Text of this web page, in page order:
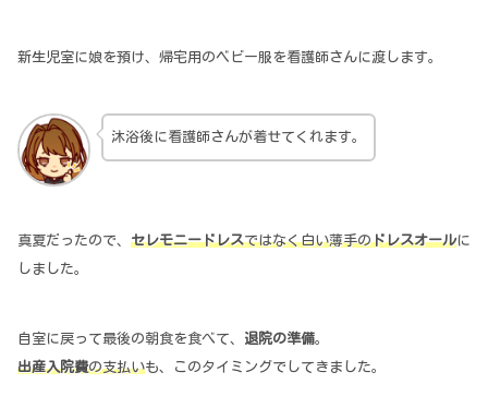
新生児室に娘を預け、帰宅用のベビー服を看護師さんに渡します。
沐浴後に看護師さんが着せてくれます。
真夏だったので、 セレモニードレスではなく白い薄手のドレスオールに
しました。
自室に戻って最後の朝食を食べて、 退院の準備。
出産入院費の支払いも、このタイミングでしてきました。